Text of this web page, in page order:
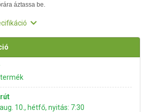
áztassa be.
10., hétfő, nyitás: 7:30